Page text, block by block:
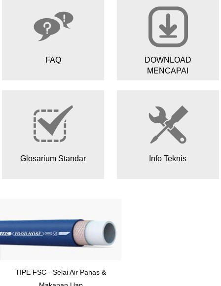
FAQ
DOWNLOAD
MENCAPAI
Glosarium Standar Info Teknis
TIPE FSC - Selai Air Panas &